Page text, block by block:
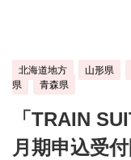
北海道地方 山形県
県
青森県
「TRAIN
月期申込受